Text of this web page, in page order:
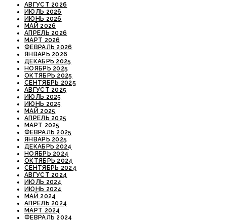
АВГУСТ 2026
ИЮЛЬ 2026
ИЮНЬ 2026
МАЙ 2026
АПРЕЛЬ 2026
МАРТ 2026
ФЕВРАЛЬ 2026
ЯНВАРЬ 2026
ДЕКАБРЬ 2025
НОЯБРЬ 2025
ОКТЯБРЬ 2025
СЕНТЯБРЬ 2025
АВГУСТ 2025
ИЮЛЬ 2025
ИЮНЬ 2025
МАЙ 2025
АПРЕЛЬ 2025
МАРТ 2025
ФЕВРАЛЬ 2025
ЯНВАРЬ 2025
ДЕКАБРЬ 2024
НОЯБРЬ 2024
ОКТЯБРЬ 2024
СЕНТЯБРЬ 2024
АВГУСТ 2024
ИЮЛЬ 2024
ИЮНЬ 2024
МАЙ 2024
АПРЕЛЬ 2024
МАРТ 2024
ФЕВРАЛЬ 2024